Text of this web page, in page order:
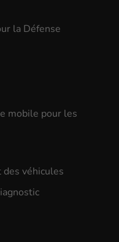
la Défense
mobile pour les
véhicules